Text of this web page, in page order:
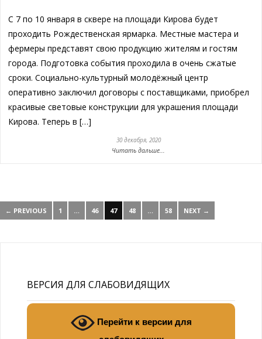
С 7 по 10 января в сквере на площади Кирова будет
проходить Рождественская ярмарка. Местные мастера и
фермеры представят свою продукцию жителям и гостям
города. Подготовка события проходила в очень сжатые
сроки. Социально-культурный молодёжный центр
оперативно заключил договоры с поставщиками, приобрел
красивые световые конструкции для украшения площади
Кирова. Теперь в […]
30 декабря, 2020
Читать дальше...
← PREVIOUS 1 … 46 47 48 … 58 NEXT →
ВЕРСИЯ ДЛЯ СЛАБОВИДЯЩИХ
Перейти к версии для